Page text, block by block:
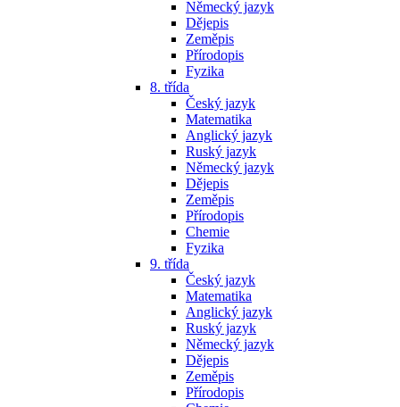
Německý jazyk
Dějepis
Zeměpis
Přírodopis
Fyzika
8. třída
Český jazyk
Matematika
Anglický jazyk
Ruský jazyk
Německý jazyk
Dějepis
Zeměpis
Přírodopis
Chemie
Fyzika
9. třída
Český jazyk
Matematika
Anglický jazyk
Ruský jazyk
Německý jazyk
Dějepis
Zeměpis
Přírodopis